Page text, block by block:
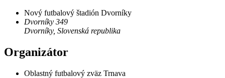
Nový futbalový štadión Dvorníky
Dvorníky 349
Dvorníky, Slovenská republika
Organizátor
Oblastný futbalový zväz Trnava